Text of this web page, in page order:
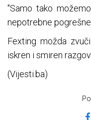
"Samo tako
nepotrebne
Fexting možda
iskren i smiren
(Vijesti.ba)